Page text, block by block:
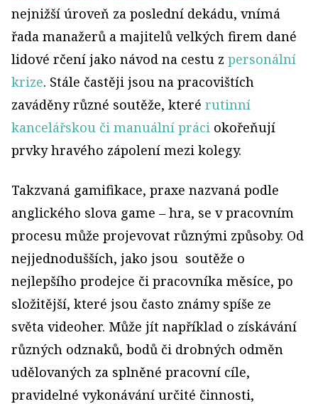
nejnižší úroveň za poslední dekádu, vnímá
řada manažerů a majitelů velkých firem dané
lidové rčení jako návod na cestu z personální
krize. Stále častěji jsou na pracovištích
zaváděny různé soutěže, které rutinní
kancelářskou či manuální práci okořeňují
prvky hravého zápolení mezi kolegy.
Takzvaná gamifikace, praxe nazvaná podle
anglického slova game – hra, se v pracovním
procesu může projevovat různými způsoby. Od
nejjednodušších, jako jsou soutěže o
nejlepšího prodejce či pracovníka měsíce, po
složitější, které jsou často známy spíše ze
světa videoher. Může jít například o získávání
různých odznaků, bodů či drobných odměn
udělovaných za splněné pracovní cíle,
pravidelné vykonávání určité činnosti,